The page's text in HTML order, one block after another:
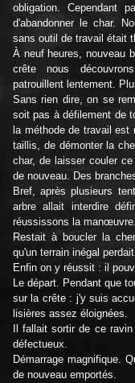
obligation. Cependant
d'abandonner le char.
sans outil de travail était
À neuf heures, nouveau
crête nous
patrouillent lentement.
Sans rien dire, on se
soit pas à défilement de
la méthode de travail
taillis, de démonter la
char, de laisser couler
de nouveau. Des
Bref, après plusieurs
arbre allait interdire
réussissons la manœuvre.
Restait à boucler la
qu'un terrain inégal
Enfin on y réussit : il
Le départ. Pendant que
sur la crête : j'y suis
lisières assez éloignées.
Il fallait sortir de ce
défectueux.
Démarrage magnifique.
de nouveau emportés.